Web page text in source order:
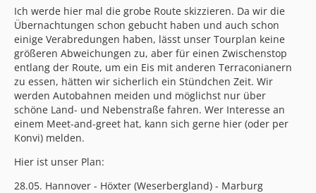
Ich werde hier mal die grobe Route skizzieren. Da wir die
Übernachtungen schon gebucht haben und auch schon
einige Verabredungen haben, lässt unser Tourplan keine
größeren Abweichungen zu, aber für einen Zwischenstop
entlang der Route, um ein Eis mit anderen Terraconianern
zu essen, hätten wir sicherlich ein Stündchen Zeit. Wir
werden Autobahnen meiden und möglichst nur über
schöne Land- und Nebenstraße fahren. Wer Interesse an
einem Meet-and-greet hat, kann sich gerne hier (oder per
Konvi) melden.
Hier ist unser Plan:
28.05. Hannover - Höxter (Weserbergland) - Marburg